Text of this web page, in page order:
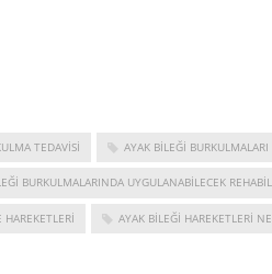
TEDAVISI AYAK BILEĞI BURKULMALARI
BURKULMALARINDA UYGULANABILECEK
AYAK BILEĞI HAREKETLERI